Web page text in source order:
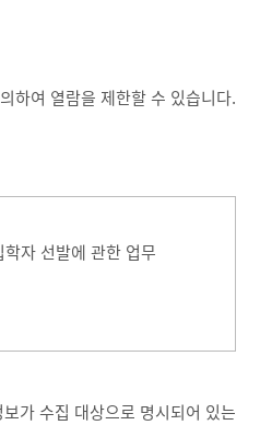
하여 열람을 제한할 수 있습니다.
자 선발에 관한 업무
가 수집 대상으로 명시되어 있는